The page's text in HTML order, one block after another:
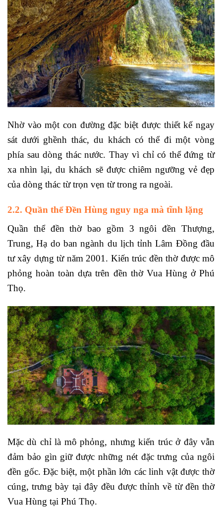
Nhờ vào một con đường đặc biệt được thiết kế ngay
sát dưới ghềnh thác, du khách có thể đi một vòng
phía sau dòng thác nước. Thay vì chỉ có thể đứng từ
xa nhìn lại, du khách sẽ được chiêm ngưỡng vẻ đẹp
của dòng thác từ trọn vẹn từ trong ra ngoài.
2.2. Quần thể Đền Hùng nguy nga mà tĩnh lặng
Quần thể đền thờ bao gồm 3 ngôi đền Thượng,
Trung, Hạ do ban ngành du lịch tỉnh Lâm Đồng đầu
tư xây dựng từ năm 2001. Kiến trúc đền thờ được mô
phỏng hoàn toàn dựa trên đền thờ Vua Hùng ở Phú
Thọ.
Mặc dù chỉ là mô phỏng, nhưng kiến trúc ở đây vẫn
đảm bảo gìn giữ được những nét đặc trưng của ngôi
đền gốc. Đặc biệt, một phần lớn các linh vật được thờ
cúng, trưng bày tại đây đều được thỉnh về từ đền thờ
Vua Hùng tại Phú Thọ.